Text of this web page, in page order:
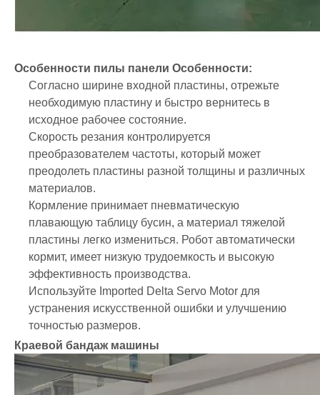
Особенности пилы панели Особенности:
Согласно ширине входной пластины, отрежьте
необходимую пластину и быстро вернитесь в
исходное рабочее состояние.
Скорость резания контролируется
преобразователем частоты, который может
преодолеть пластины разной толщины и различных
материалов.
Кормление принимает пневматическую
плавающую таблицу бусин, а материал тяжелой
пластины легко измениться. Робот автоматически
кормит, имеет низкую трудоемкость и высокую
эффективность производства.
Используйте Imported Delta Servo Motor для
устранения искусственной ошибки и улучшению
точностью размеров.
Краевой бандаж машины